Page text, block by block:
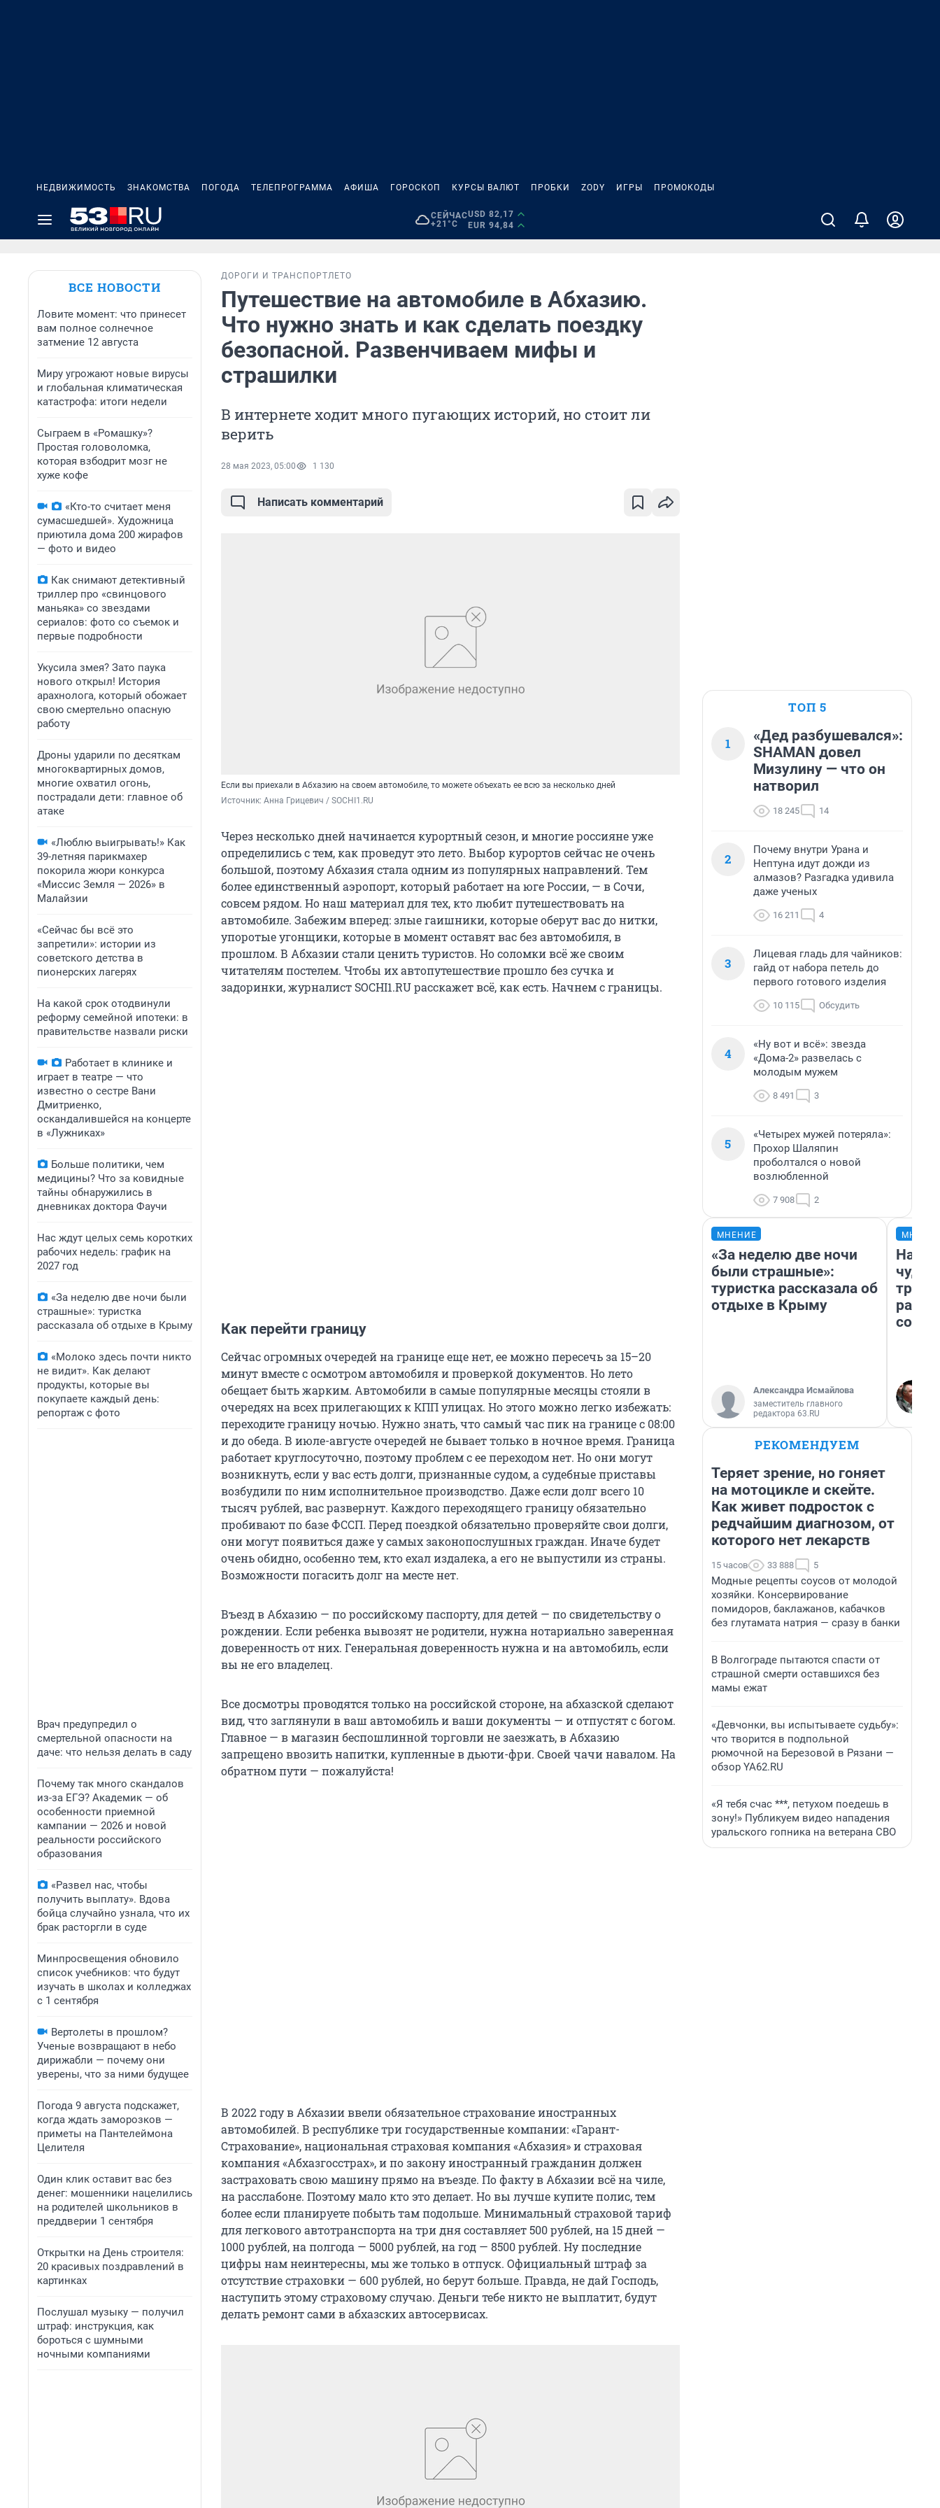
НЕДВИЖИМОСТЬ ЗНАКОМСТВА ПОГОДА ТЕЛЕПРОГРАММА АФИША ГОРОСКОП КУРСЫ ВАЛЮТ ПРОБКИ ZODY ИГРЫ ПРОМОКОДЫ
СЕЙЧАС
+21°C
USD 82,17
EUR 94,84
ВСЕ НОВОСТИ
Ловите момент: что принесет
вам полное солнечное
затмение 12 августа
Миру угрожают новые вирусы
и глобальная климатическая
катастрофа: итоги недели
Сыграем в «Ромашку»?
Простая головоломка,
которая взбодрит мозг не
хуже кофе
«Кто-то считает меня
сумасшедшей». Художница
приютила дома 200 жирафов
— фото и видео
Как снимают детективный
триллер про «свинцового
маньяка» со звездами
сериалов: фото со съемок и
первые подробности
Укусила змея? Зато паука
нового открыл! История
арахнолога, который обожает
свою смертельно опасную
работу
Дроны ударили по десяткам
многоквартирных домов,
многие охватил огонь,
пострадали дети: главное об
атаке
«Люблю выигрывать!» Как
39-летняя парикмахер
покорила жюри конкурса
«Миссис Земля — 2026» в
Малайзии
«Сейчас бы всё это
запретили»: истории из
советского детства в
пионерских лагерях
На какой срок отодвинули
реформу семейной ипотеки: в
правительстве назвали риски
Работает в клинике и
играет в театре — что
известно о сестре Вани
Дмитриенко,
оскандалившейся на концерте
в «Лужниках»
Больше политики, чем
медицины? Что за ковидные
тайны обнаружились в
дневниках доктора Фаучи
Нас ждут целых семь коротких
рабочих недель: график на
2027 год
«За неделю две ночи были
страшные»: туристка
рассказала об отдыхе в Крыму
«Молоко здесь почти никто
не видит». Как делают
продукты, которые вы
покупаете каждый день:
репортаж с фото
Врач предупредил о
смертельной опасности на
даче: что нельзя делать в саду
Почему так много скандалов
из-за ЕГЭ? Академик — об
особенности приемной
кампании — 2026 и новой
реальности российского
образования
«Развел нас, чтобы
получить выплату». Вдова
бойца случайно узнала, что их
брак расторгли в суде
Минпросвещения обновило
список учебников: что будут
изучать в школах и колледжах
с 1 сентября
Вертолеты в прошлом?
Ученые возвращают в небо
дирижабли — почему они
уверены, что за ними будущее
Погода 9 августа подскажет,
когда ждать заморозков —
приметы на Пантелеймона
Целителя
Один клик оставит вас без
денег: мошенники нацелились
на родителей школьников в
преддверии 1 сентября
Открытки на День строителя:
20 красивых поздравлений в
картинках
Послушал музыку — получил
штраф: инструкция, как
бороться с шумными
ночными компаниями
ДОРОГИ И ТРАНСПОРТЛЕТО
Путешествие на автомобиле в Абхазию.
Что нужно знать и как сделать поездку
безопасной. Развенчиваем мифы и
страшилки
В интернете ходит много пугающих историй, но стоит ли
верить
28 мая 2023, 05:00 1 130
Написать комментарий
Если вы приехали в Абхазию на своем автомобиле, то можете объехать ее всю за несколько дней
Источник: Анна Грицевич / SOCHI1.RU
Через несколько дней начинается курортный сезон, и многие россияне уже
определились с тем, как проведут это лето. Выбор курортов сейчас не очень
большой, поэтому Абхазия стала одним из популярных направлений. Тем
более единственный аэропорт, который работает на юге России, — в Сочи,
совсем рядом. Но наш материал для тех, кто любит путешествовать на
автомобиле. Забежим вперед: злые гаишники, которые оберут вас до нитки,
упоротые угонщики, которые в момент оставят вас без автомобиля, в
прошлом. В Абхазии стали ценить туристов. Но соломки всё же своим
читателям постелем. Чтобы их автопутешествие прошло без сучка и
задоринки, журналист SOCHI1.RU расскажет всё, как есть. Начнем с границы.
Как перейти границу
Сейчас огромных очередей на границе еще нет, ее можно пересечь за 15–20
минут вместе с осмотром автомобиля и проверкой документов. Но лето
обещает быть жарким. Автомобили в самые популярные месяцы стояли в
очередях на всех прилегающих к КПП улицах. Но этого можно легко избежать:
переходите границу ночью. Нужно знать, что самый час пик на границе с 08:00
и до обеда. В июле-августе очередей не бывает только в ночное время. Граница
работает круглосуточно, поэтому проблем с ее переходом нет. Но они могут
возникнуть, если у вас есть долги, признанные судом, а судебные приставы
возбудили по ним исполнительное производство. Даже если долг всего 10
тысяч рублей, вас развернут. Каждого переходящего границу обязательно
пробивают по базе ФССП. Перед поездкой обязательно проверяйте свои долги,
они могут появиться даже у самых законопослушных граждан. Иначе будет
очень обидно, особенно тем, кто ехал издалека, а его не выпустили из страны.
Возможности погасить долг на месте нет.
Въезд в Абхазию — по российскому паспорту, для детей — по свидетельству о
рождении. Если ребенка вывозят не родители, нужна нотариально заверенная
доверенность от них. Генеральная доверенность нужна и на автомобиль, если
вы не его владелец.
Все досмотры проводятся только на российской стороне, на абхазской сделают
вид, что заглянули в ваш автомобиль и ваши документы — и отпустят с богом.
Главное — в магазин беспошлинной торговли не заезжать, в Абхазию
запрещено ввозить напитки, купленные в дьюти-фри. Своей чачи навалом. На
обратном пути — пожалуйста!
В 2022 году в Абхазии ввели обязательное страхование иностранных
автомобилей. В республике три государственные компании: «Гарант-
Страхование», национальная страховая компания «Абхазия» и страховая
компания «Абхазгосстрах», и по закону иностранный гражданин должен
застраховать свою машину прямо на въезде. По факту в Абхазии всё на чиле,
на расслабоне. Поэтому мало кто это делает. Но вы лучше купите полис, тем
более если планируете побыть там подольше. Минимальный страховой тариф
для легкового автотранспорта на три дня составляет 500 рублей, на 15 дней —
1000 рублей, на полгода — 5000 рублей, на год — 8500 рублей. Ну последние
цифры нам неинтересны, мы же только в отпуск. Официальный штраф за
отсутствие страховки — 600 рублей, но берут больше. Правда, не дай Господь,
наступить этому страховому случаю. Деньги тебе никто не выплатит, будут
делать ремонт сами в абхазских автосервисах.
ТОП 5
1
«Дед разбушевался»:
SHAMAN довел
Мизулину — что он
натворил
18 245 14
2
Почему внутри Урана и
Нептуна идут дожди из
алмазов? Разгадка удивила
даже ученых
16 211 4
3
Лицевая гладь для чайников:
гайд от набора петель до
первого готового изделия
10 115 Обсудить
4
«Ну вот и всё»: звезда
«Дома-2» развелась с
молодым мужем
8 491 3
5
«Четырех мужей потеряла»:
Прохор Шаляпин
проболтался о новой
возлюбленной
7 908 2
МНЕНИЕ
«За неделю две ночи
были страшные»:
туристка рассказала об
отдыхе в Крыму
Александра Исмайлова
заместитель главного
редактора 63.RU
РЕКОМЕНДУЕМ
Теряет зрение, но гоняет
на мотоцикле и скейте.
Как живет подросток с
редчайшим диагнозом, от
которого нет лекарств
15 часов 33 888 5
Модные рецепты соусов от молодой
хозяйки. Консервирование
помидоров, баклажанов, кабачков
без глутамата натрия — сразу в банки
В Волгограде пытаются спасти от
страшной смерти оставшихся без
мамы ежат
«Девчонки, вы испытываете судьбу»:
что творится в подпольной
рюмочной на Березовой в Рязани —
обзор YA62.RU
«Я тебя счас ***, петухом поедешь в
зону!» Публикуем видео нападения
уральского гопника на ветерана СВО